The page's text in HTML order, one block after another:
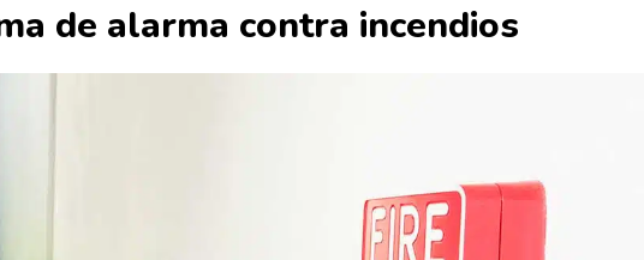
de alarma contra incendios